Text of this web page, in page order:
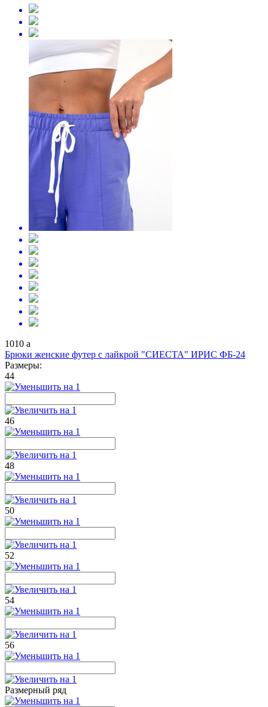
1010 a
Брюки женские футер с лайкрой "СИЕСТА" ИРИС ФБ-24
Размеры:
44
46
48
50
52
54
56
Размерный ряд